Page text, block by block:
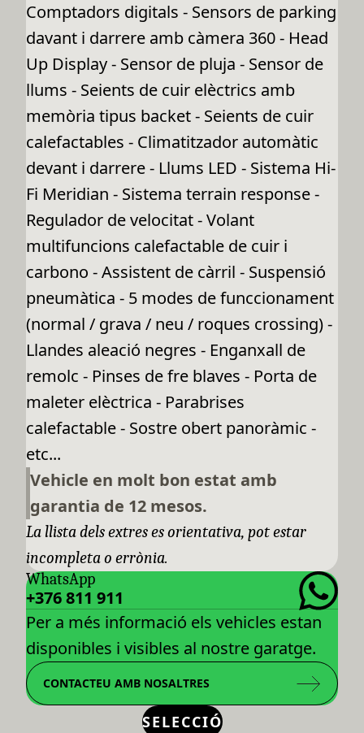
Comptadors digitals - Sensors de parking
davant i darrere amb càmera 360 - Head
Up Display - Sensor de pluja - Sensor de
llums - Seients de cuir elèctrics amb
memòria tipus backet - Seients de cuir
calefactables - Climatitzador automàtic
devant i darrere - Llums LED - Sistema Hi-
Fi Meridian - Sistema terrain response -
Regulador de velocitat - Volant
multifuncions calefactable de cuir i
carbono - Assistent de càrril - Suspensió
pneumàtica - 5 modes de funccionament
(normal / grava / neu / roques crossing) -
Llandes aleació negres - Enganxall de
remolc - Pinses de fre blaves - Porta de
maleter elèctrica - Parabrises
calefactable - Sostre obert panoràmic -
etc...
Vehicle en molt bon estat amb
garantia de 12 mesos.
La llista dels extres es orientativa, pot estar
incompleta o errònia.
WhatsApp
+376 811 911
Per a més informació els vehicles estan
disponibles i visibles al nostre garatge.
CONTACTEU AMB NOSALTRES
SELECCIÓ